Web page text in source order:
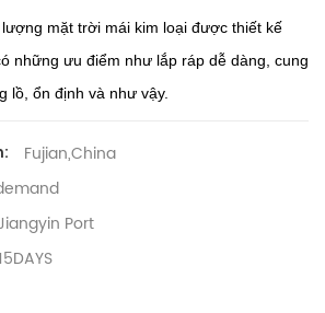
mặt trời mái kim loại được thiết kế
những ưu điểm như lắp ráp dễ dàng, cung
lồ, ổn định và như vậy.
Fujian,China
Port